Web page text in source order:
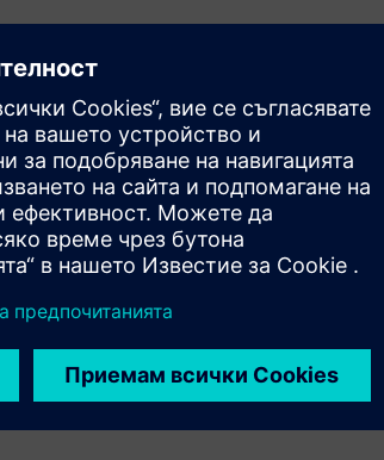
продукт/решение на
на нов продукт или
чрез интегриране
и собствен продукт